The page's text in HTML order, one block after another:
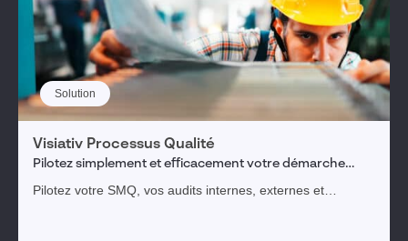
Solution
Visiativ Processus Qualité
Pilotez simplement et efficacement votre démarche
qualité
Pilotez votre SMQ, vos audits internes, externes et